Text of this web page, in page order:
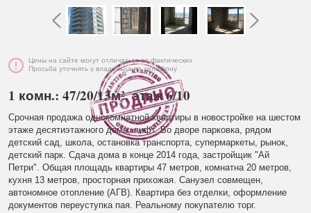
Цены на сайте могут отличаться от фактических
Просьба уточнять у владельца по телефону
1 комн.: 47/20/13м², этаж 6/10
Срочная продажа однокомнатной квартиры в новостройке на шестом
этаже десятиэтажного дома, лифт. Во дворе парковка, рядом
детский сад, школа, остановка транспорта, супермаркеты, рынок,
детский парк. Сдача дома в конце 2014 года, застройщик "Ай
Петри". Общая площадь квартиры 47 метров, комнатна 20 метров,
кухня 13 метров, просторная прихожая. Санузел совмещен,
автономное отопление (АГВ). Квартира без отделки, оформление
документов переуступка пая. Реальному покупателю торг.